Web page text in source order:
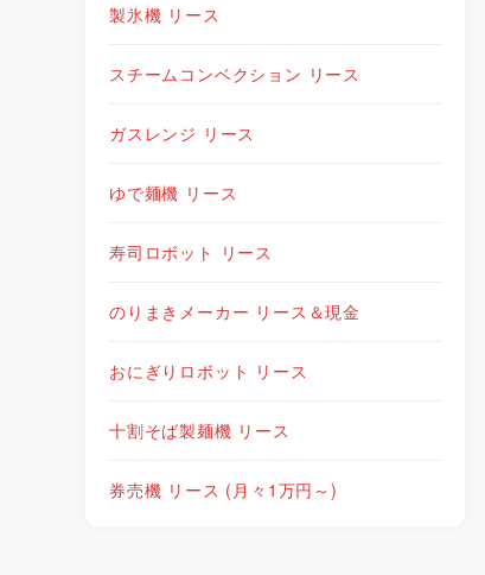
製氷機 リース
スチームコンベクション リース
ガスレンジ リース
ゆで麺機 リース
寿司ロボット リース
のりまきメーカー リース＆現金
おにぎりロボット リース
十割そば製麺機 リース
券売機 リース (月々1万円～)